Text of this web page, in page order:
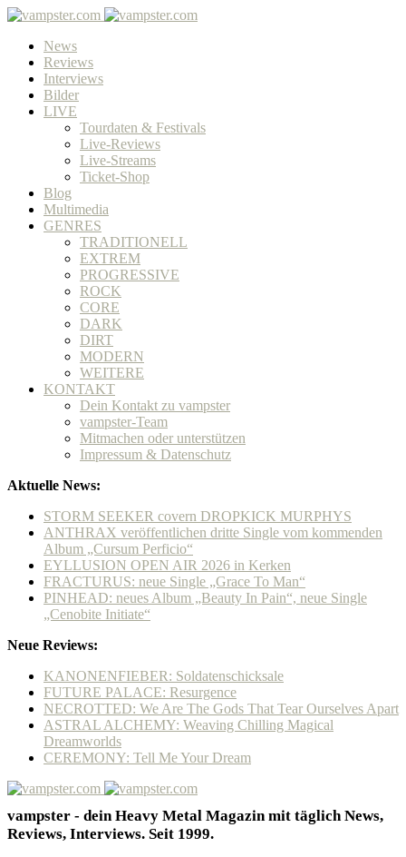
News
Reviews
Interviews
Bilder
LIVE
Tourdaten & Festivals
Live-Reviews
Live-Streams
Ticket-Shop
Blog
Multimedia
GENRES
TRADITIONELL
EXTREM
PROGRESSIVE
ROCK
CORE
DARK
DIRT
MODERN
WEITERE
KONTAKT
Dein Kontakt zu vampster
vampster-Team
Mitmachen oder unterstützen
Impressum & Datenschutz
Aktuelle News:
STORM SEEKER covern DROPKICK MURPHYS
ANTHRAX veröffentlichen dritte Single vom kommenden
Album „Cursum Perficio“
EYLLUSION OPEN AIR 2026 in Kerken
FRACTURUS: neue Single „Grace To Man“
PINHEAD: neues Album „Beauty In Pain“, neue Single
„Cenobite Initiate“
Neue Reviews:
KANONENFIEBER: Soldatenschicksale
FUTURE PALACE: Resurgence
NECROTTED: We Are The Gods That Tear Ourselves Apart
ASTRAL ALCHEMY: Weaving Chilling Magical
Dreamworlds
CEREMONY: Tell Me Your Dream
vampster - dein Heavy Metal Magazin mit täglich News,
Reviews, Interviews. Seit 1999.